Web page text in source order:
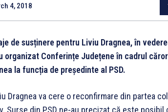
4, 2018
de susținere pentru Liviu Dragnea, în
organizat Conferințe Județene în cadrul
la funcția de președinte al PSD.
Dragnea va cere o reconfirmare din partea
Surse din PSD ne-au precizat că este posibil